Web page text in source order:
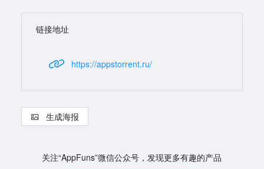
链接地址
https://appstorrent.ru/
生成海报
关注“AppFuns”微信公众号，发现更多有趣的产品